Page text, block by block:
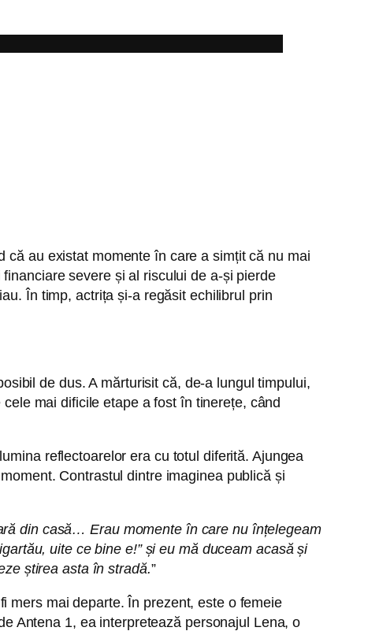
că au existat momente în care a simțit că nu mai
severe și al riscului de a-și pierde
În timp, actrița și-a regăsit echilibrul prin
de dus. A mărturisit că, de-a lungul timpului,
mai dificile etape a fost în tinerețe, când
reflectoarelor era cu totul diferită. Ajungea
Contrastul dintre imaginea publică și
din casă… Erau momente în care nu înțelegeam
uite ce bine e!” și eu mă duceam acasă și
știrea asta în stradă.”
mers mai departe. În prezent, este o femeie
Antena 1, ea interpretează personajul Lena, o